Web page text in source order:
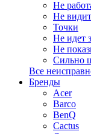
Не
Не
Точки
Не идет
Не
Сильно
Все
Бренды
Acer
Barco
BenQ
Cactus